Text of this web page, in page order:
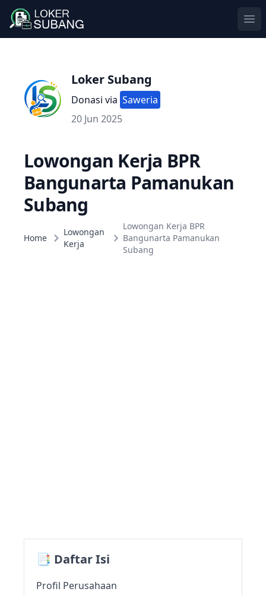
Loker Subang
Donasi via Saweria
20 Jun 2025
Lowongan Kerja BPR
Bangunarta Pamanukan
Subang
Home
Lowongan
Kerja
Lowongan Kerja BPR
Bangunarta Pamanukan
Subang
📑 Daftar Isi
Profil Perusahaan